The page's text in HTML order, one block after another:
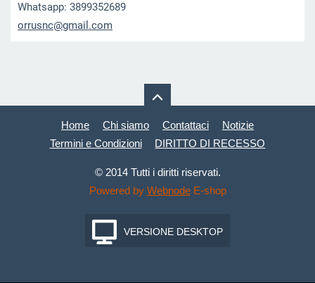
Whatsapp: 3899352689
orrusnc@gmail.com
Home Chi siamo Contattaci
Notizie
Termini e Condizioni
DIRITTO DI RECESSO
© 2014 Tutti i diritti riservati.
Powered by WebnodeE-shop
VERSIONE DESKTOP